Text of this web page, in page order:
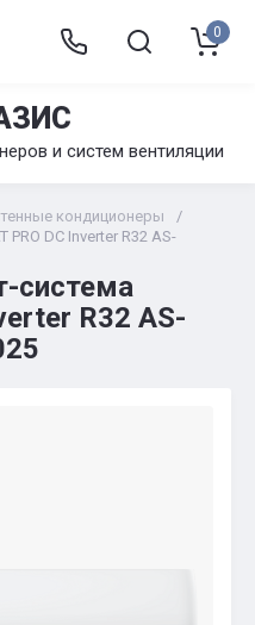
и систем вентиляции
0
кондиционеры
/
PRO DC Inverter R32 AS-
система
R32 AS-